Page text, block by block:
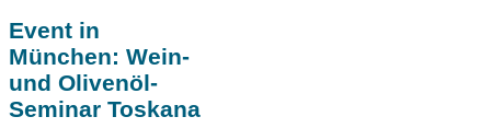
Event in
München: Wein-
und Olivenöl-
Seminar Toskana